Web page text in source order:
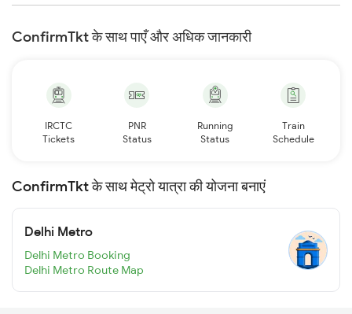
ConfirmTkt के साथ पाएँ और अधिक जानकारी
IRCTC
Tickets
PNR
Status
Running
Status
Train
Schedule
ConfirmTkt के साथ मेट्रो यात्रा की योजना बनाएं
Delhi Metro
Delhi Metro Booking
Delhi Metro Route Map